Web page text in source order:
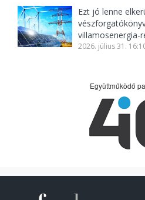
Ezt jó lenne
villamosenergia-
2026. július 31.
Együttműködő